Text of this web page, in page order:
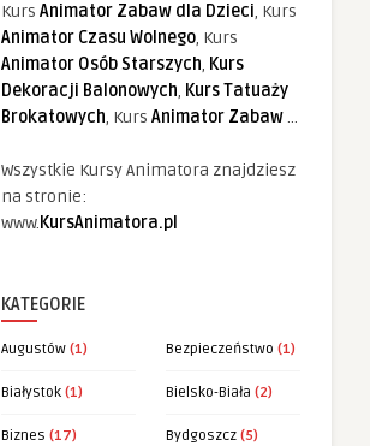
Kurs Animator Zabaw dla Dzieci, Kurs
Animator Czasu Wolnego, Kurs
Animator Osób Starszych, Kurs
Dekoracji Balonowych, Kurs Tatuaży
Brokatowych, Kurs Animator Zabaw...
Wszystkie Kursy Animatora znajdziesz
na stronie:
www.KursAnimatora.pl
KATEGORIE
Augustów (1) Bezpieczeństwo (1)
Białystok (1) Bielsko-Biała (2)
Biznes (17) Bydgoszcz (5)